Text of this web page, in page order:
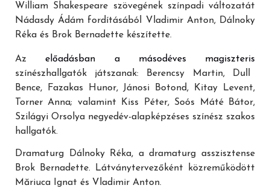
William Shakespeare szövegének színpadi változatát
Nádasdy Ádám fordításából Vladimir Anton, Dálnoky
Réka és Brok Bernadette készítette.
Azelőadásban a másodéves magiszteris
színészhallgatók játszanak: Berencsy Martin, Dull
Bence, Fazakas Hunor, Jánosi Botond, Kitay Levent,
Torner Anna; valamint
Kiss Péter, Soós Máté Bátor,
Szilágyi Orsolya negyedév-alapképzéses színész szakos
hallgatók.
Dramaturg Dálnoky Réka, a dramaturg asszisztense
Brok Bernadette.
Látványtervezőként közreműködött
Măriuca Ignat és Vladimir Anton.